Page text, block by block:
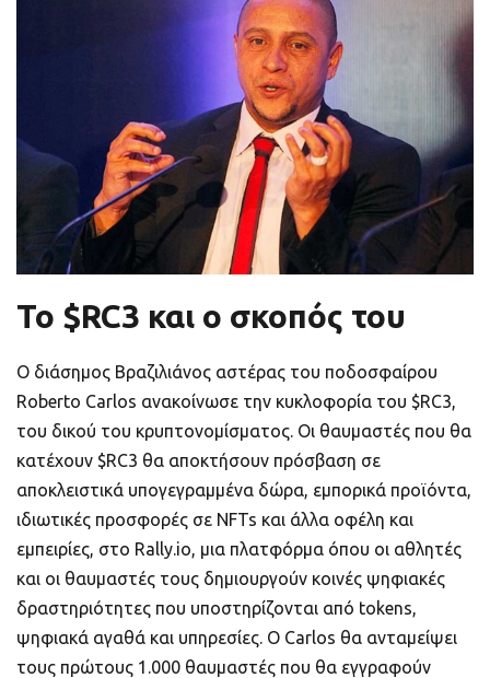
Το $RC3 και ο σκοπός του
Ο διάσημος Βραζιλιάνος αστέρας του ποδοσφαίρου
Roberto Carlos ανακοίνωσε την κυκλοφορία του $RC3,
του δικού του κρυπτονομίσματος. Οι θαυμαστές που θα
κατέχουν $RC3 θα αποκτήσουν πρόσβαση σε
αποκλειστικά υπογεγραμμένα δώρα, εμπορικά προϊόντα,
ιδιωτικές προσφορές σε NFTs και άλλα οφέλη και
εμπειρίες, στο Rally.io, μια πλατφόρμα όπου οι αθλητές
και οι θαυμαστές τους δημιουργούν κοινές ψηφιακές
δραστηριότητες που υποστηρίζονται από tokens,
ψηφιακά αγαθά και υπηρεσίες. Ο Carlos θα ανταμείψει
τους πρώτους 1.000 θαυμαστές που θα εγγραφούν
Πορτοφόλια Κρυπτονομισμάτων
Metamask τι είναι και πως λειτουργεί αυτό
το πορτοφόλι;
Τι είναι τα NFTs
Νομοθεσία